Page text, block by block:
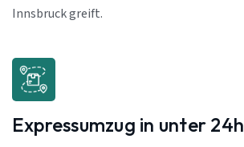
Innsbruck greift.
Expressumzug in unter 24h